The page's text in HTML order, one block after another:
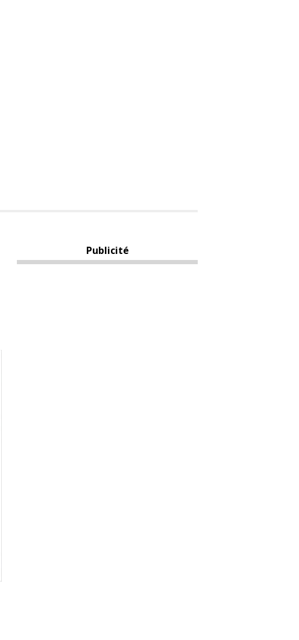
Publicité